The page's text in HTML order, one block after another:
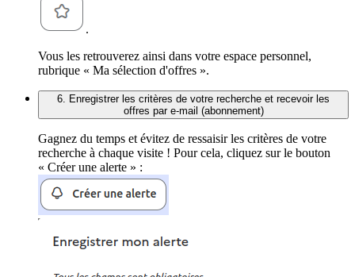
.
Vous les retrouverez ainsi dans votre espace personnel,
rubrique « Ma sélection d'offres ».
6. Enregistrer les critères de votre recherche et recevoir les
offres par e-mail (abonnement)
Gagnez du temps et évitez de ressaisir les critères de votre
recherche à chaque visite ! Pour cela, cliquez sur le bouton
« Créer une alerte » :